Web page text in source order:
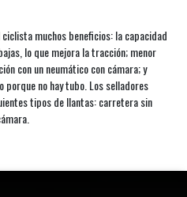
muchos beneficios: la capacidad
lo que mejora la tracción; menor
con un neumático con cámara; y
no hay tubo. Los selladores
tipos de llantas: carretera sin